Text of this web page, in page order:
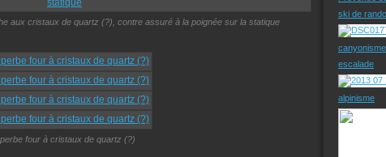
aux cristaux de quartz (?), contre assuré à la poignée sur la statique
four à cristaux de quartz (?)
ski de
canyonisme
escalade
alpinisme